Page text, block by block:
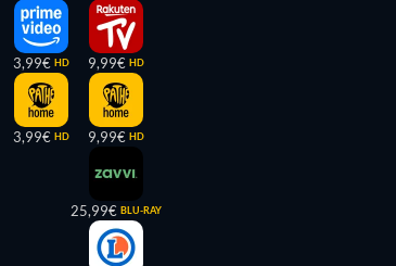
3,99€ HD
3,99€ HD
9,99€ HD
9,99€ HD
25,99€ BLU-RAY